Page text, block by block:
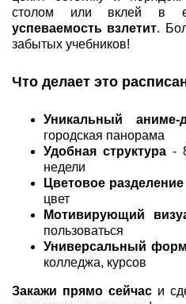
столом или вклей в
успеваемость взлетит.
забытых учебников!
Что делает это
Уникальный аниме-
городская панорама
Удобная структура -
недели
Цветовое разделение
цвет
Мотивирующий
пользоваться
Универсальный
колледжа, курсов
Закажи прямо сейчас и